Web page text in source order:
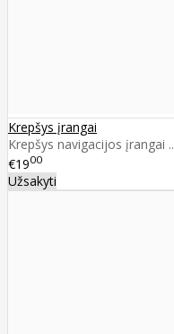
Krepšys įrangai
Krepšys navigacijos įrangai ..
€1900
Užsakyti